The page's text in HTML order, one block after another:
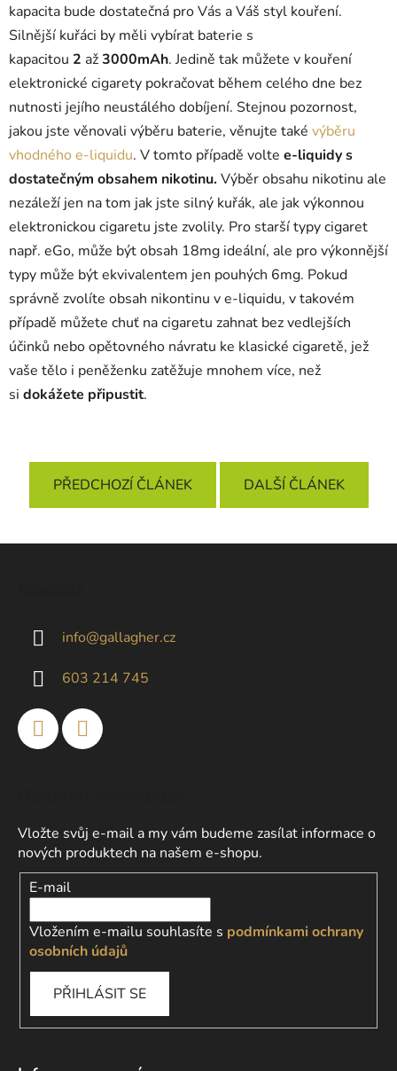
kapacita bude dostatečná pro Vás a Váš styl kouření.
Silnější kuřáci by měli vybírat baterie s
kapacitou 2 až3000mAh. Jedině tak můžete v kouření
elektronické cigarety pokračovat během celého dne bez
nutnosti jejího neustálého dobíjení. Stejnou pozornost,
jakou jste věnovali výběru baterie, věnujte také výběru
vhodného e-liquidu. V tomto případě volte e-liquidy s
dostatečným obsahem nikotinu. Výběr obsahu nikotinu ale
nezáleží jen na tom jak jste silný kuřák, ale jak výkonnou
elektronickou cigaretu jste zvolily. Pro starší typy cigaret
např. eGo, může být obsah 18mg ideální, ale pro výkonnější
typy může být ekvivalentem jen pouhých 6mg. Pokud
správně zvolíte obsah nikontinu v e-liquidu, v takovém
případě můžete chuť na cigaretu zahnat bez vedlejších
účinků nebo opětovného návratu ke klasické cigaretě, jež
vaše tělo i peněženku zatěžuje mnohem více, než
si dokážete připustit.
PŘEDCHOZÍ ČLÁNEK DALŠÍ ČLÁNEK
info@gallagher.cz
603 214 745
Vložte svůj e-mail a my vám budeme zasílat informace o
nových produktech na našem e-shopu.
E-mail
Vložením e-mailu souhlasíte s podmínkami ochrany
osobních údajů
PŘIHLÁSIT SE